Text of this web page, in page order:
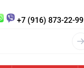
+7 (916) 873-22-99